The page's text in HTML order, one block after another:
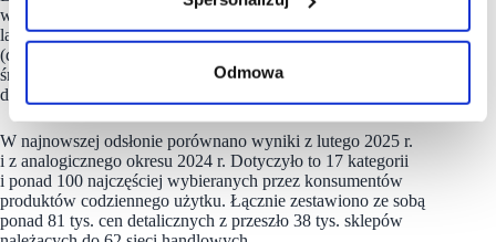
Odmowa
w sklepach detalicznych” (powstającego co miesiąc od ponad 7
lat), autorstwaUCE RESEARCHi Uniwersytetu WSB Merito
(dawniej Wyższych Szkół Bankowych). Analiza pokazuje
średnią wartość cenową, notowaną miesiąc do miesiąca i rok
do roku.
W najnowszej odsłonie porównano wyniki z lutego 2025 r.
i z analogicznego okresu 2024 r. Dotyczyło to 17 kategorii
i ponad 100 najczęściej wybieranych przez konsumentów
produktów codziennego użytku. Łącznie zestawiono ze sobą
ponad 81 tys. cen detalicznych z przeszło 38 tys. sklepów